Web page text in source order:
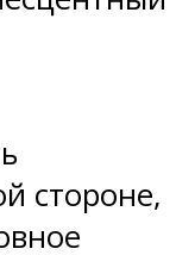
стороне,